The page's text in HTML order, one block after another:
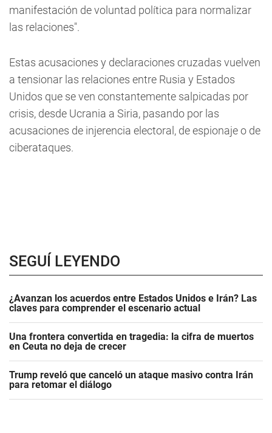
manifestación de voluntad política para normalizar
las relaciones".
Estas acusaciones y declaraciones cruzadas vuelven
a tensionar las relaciones entre Rusia y Estados
Unidos que se ven constantemente salpicadas por
crisis, desde Ucrania a Siria, pasando por las
acusaciones de injerencia electoral, de espionaje o de
ciberataques.
SEGUÍ LEYENDO
¿Avanzan los acuerdos entre Estados Unidos e Irán? Las
claves para comprender el escenario actual
Una frontera convertida en tragedia: la cifra de muertos
en Ceuta no deja de crecer
Trump reveló que canceló un ataque masivo contra Irán
para retomar el diálogo